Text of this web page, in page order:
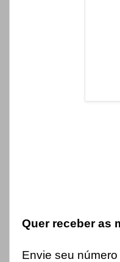
Quer receber as
Envie seu número